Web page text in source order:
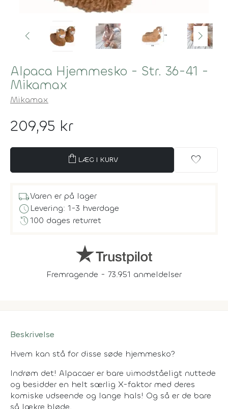
Alpaca Hjemmesko - Str. 36-41 -
Mikamax
Mikamax
209,95 kr
shopping_bag LÆG I KURV favorite
local_shippingVaren er på lager
scheduleLevering: 1-3 hverdage
history100 dages returret
Fremragende - 73.951 anmeldelser
Beskrivelse
Hvem kan stå for disse søde hjemmesko?
Indrøm det! Alpacaer er bare uimodståeligt nuttede
og besidder en helt særlig X-faktor med deres
komiske udseende og lange hals! Og så er de bare
så lækre bløde.